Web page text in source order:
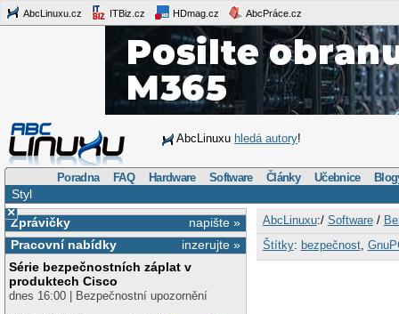
AbcLinuxu.cz ITBiz.cz HDmag.cz AbcPráce.cz
AbcLinuxu hledá autory!
Poradna FAQ Hardware Software Články Učebnice
Styl
×
napište »
Zprávičky
inzerujte »
Pracovní nabídky
Série bezpečnostních záplat v
produktech Cisco
dnes 16:00 | Bezpečnostní upozornění
AbcLinuxu:/ Software/
Štítky: bezpečnost,